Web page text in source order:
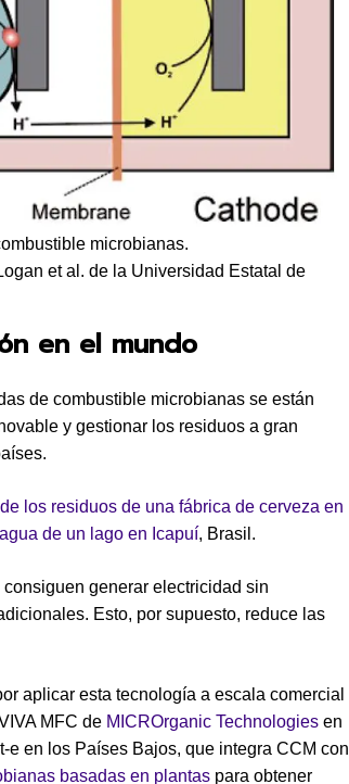
microbianas.
et al. de la Universidad Estatal de
en el mundo
de combustible microbianas se están
y gestionar los residuos a gran
los residuos de una fábrica de cerveza en
de un lago en Icapuí, Brasil.
generar electricidad sin
Esto, por supuesto, reduce las
aplicar esta tecnología a escala comercial
MFC de MICROrganic Technologies en
e en los Países Bajos, que integra CCM con
basadas en plantas para obtener